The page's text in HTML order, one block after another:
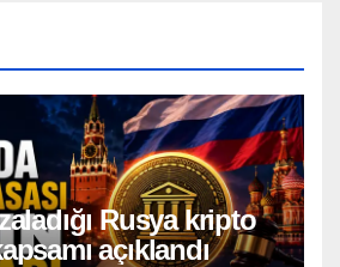
Rusya kripto
açıklandı